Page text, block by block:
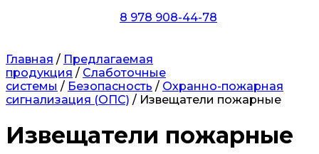
8 978 908-44-78
Главная / Предлагаемая
продукция / Слаботочные
системы / Безопасность / Охранно-пожарная
сигнализация (ОПС) / Извещатели пожарные
Извещатели пожарные